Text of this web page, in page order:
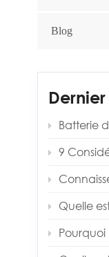
Blog
Batterie de stockage
9 Considérations
Connaissez-vous les
Quelle est la fonction du
Pourquoi la production